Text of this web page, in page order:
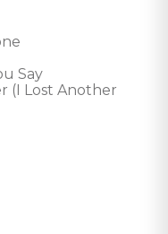
Say
(I Lost Another